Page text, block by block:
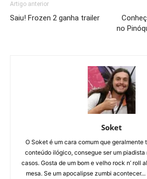
Artigo anterior
Saiu! Frozen 2 ganha trailer
no
Soket
O Soket é um cara comum que geralmente
conteúdo ilógico, consegue ser um piadista
casos. Gosta de um bom e velho rock n’ roll
mesa. Se um apocalipse zumbi